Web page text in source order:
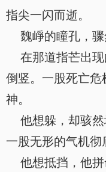
指尖一闪而逝。
魏崢的瞳孔，骤
在那道指芒出现
倒竖。一股死亡
神。
他想躲，却骇然
一股无形的气机彻
他想抵挡，他拼